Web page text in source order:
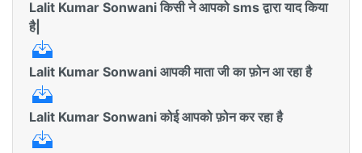
Lalit Kumar Sonwani किसी ने आपको sms द्वारा याद किया
है|
Lalit Kumar Sonwani आपकी माता जी का फ़ोन आ रहा है
Lalit Kumar Sonwani कोई आपको फ़ोन कर रहा है